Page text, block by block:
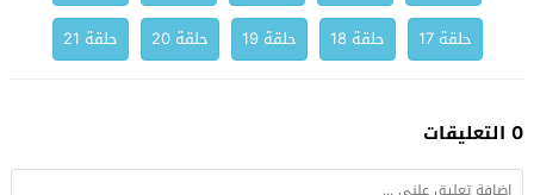
حلقة 17
حلقة 18 حلقة 19 حلقة 20 حلقة 21
0 التعليقات